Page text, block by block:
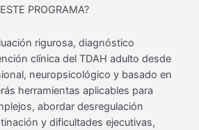
PROGRAMA?
rigurosa, diagnóstico
clínica del TDAH adulto desde
neuropsicológico y basado en
herramientas aplicables para
abordar desregulación
y dificultades ejecutivas,